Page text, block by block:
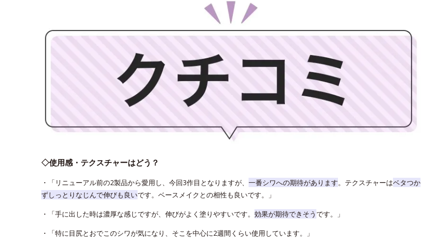
◇使用感・テクスチャーはどう？
・「リニューアル前の2製品から愛用し、今回3作目となりますが、 一番シワへの期待があります。テクスチャーはベタつか
ずしっとりなじんで伸びも良いです。ベースメイクとの相性も良いです。」
・「手に出した時は濃厚な感じですが、伸びがよく塗りやすいです。 効果が期待できそう です。」
・「特に目尻とおでこのシワが気になり、そこを中心に2週間くらい使用しています。」